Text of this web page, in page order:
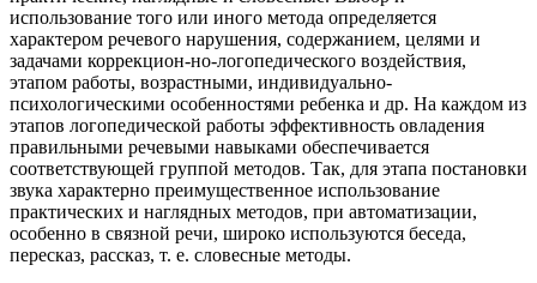
использование того или иного метода определяется
характером речевого нарушения, содержанием, целями и
задачами коррекцион-но-логопедического воздействия,
этапом работы, возрастными, индивидуально-
психологическими особенностями ребенка и др. На каждом из
этапов логопедической работы эффективность овладения
правильными речевыми навыками обеспечивается
соответствующей группой методов. Так, для этапа постановки
звука характерно преимущественное использование
практических и наглядных методов, при автоматизации,
особенно в связной речи, широко используются беседа,
пересказ, рассказ, т. е. словесные методы.